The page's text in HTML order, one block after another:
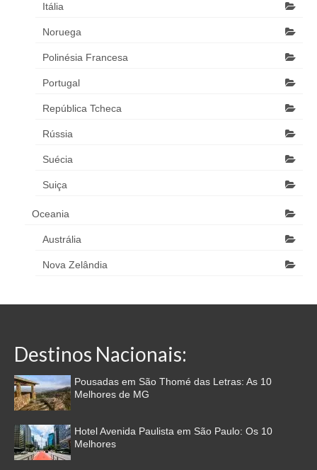
Itália
Noruega
Polinésia Francesa
Portugal
República Tcheca
Rússia
Suécia
Suiça
Oceania
Austrália
Nova Zelândia
Destinos Nacionais:
Pousadas em São Thomé das Letras: As 10
Melhores de MG
Hotel Avenida Paulista em São Paulo: Os 10
Melhores